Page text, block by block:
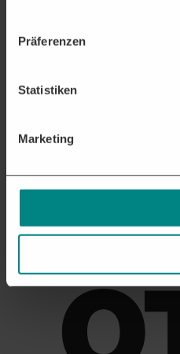
Präferenzen
Statistiken
Marketing